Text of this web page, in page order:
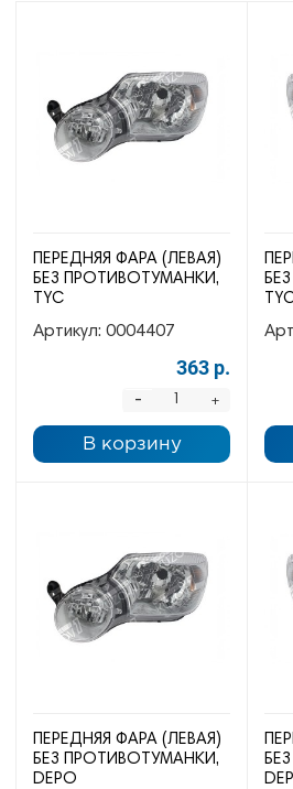
ПЕРЕДНЯЯ ФАРА (ЛЕВАЯ)
БЕЗ ПРОТИВОТУМАНКИ,
TYC
Артикул: 0004407
363 р.
+
-
В корзину
ПЕРЕДНЯЯ ФАРА (ЛЕВАЯ)
БЕЗ ПРОТИВОТУМАНКИ,
DEPO